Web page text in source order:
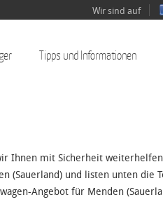
Wir sind auf
Tipps und Informationen
Ihnen mit Sicherheit
(Sauerland) und listen unten die
Angebot für Menden